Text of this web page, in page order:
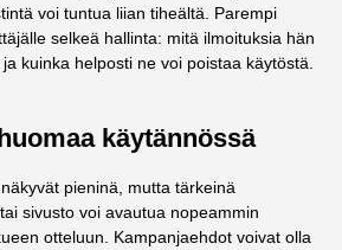
voi tuntua liian tiheältä. Parempi
selkeä hallinta: mitä ilmoituksia hän
kuinka helposti ne voi poistaa käytöstä.
käytännössä
pieninä, mutta tärkeinä
sivusto voi avautua nopeammin
otteluun. Kampanjaehdot voivat olla